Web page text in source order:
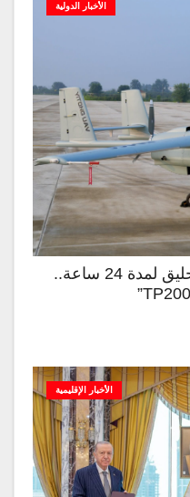
الأخبار الدولية
بحمولة طن وقدرة على التحليق لمدة 24 ساعة..
الأخبار الإقليمية